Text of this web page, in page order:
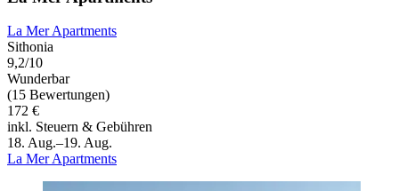
La Mer Apartments
Sithonia
9,2/10
Wunderbar
(15 Bewertungen)
172 €
inkl. Steuern & Gebühren
18. Aug.–19. Aug.
La Mer Apartments